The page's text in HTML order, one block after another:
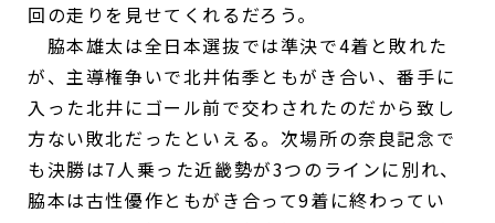
回の走りを見せてくれるだろう。
脇本雄太は全日本選抜では準決で4着と敗れた
が、主導権争いで北井佑季ともがき合い、番手に
入った北井にゴール前で交わされたのだから致し
方ない敗北だったといえる。次場所の奈良記念で
も決勝は7人乗った近畿勢が3つのラインに別れ、
脇本は古性優作ともがき合って9着に終わってい